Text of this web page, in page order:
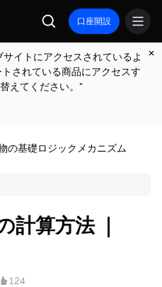
口座開設
イトにアクセスされているよ
されている商品にアクセスす
えてください。"
の基礎ロジックメカニズム
計算方法 ｜
124